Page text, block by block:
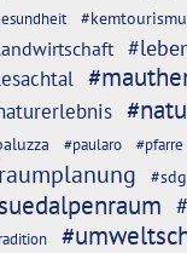
#paularo #pfarre
#sdg